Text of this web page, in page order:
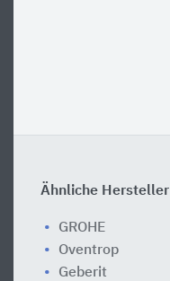
Ähnliche Hersteller
GROHE
Oventrop
Geberit